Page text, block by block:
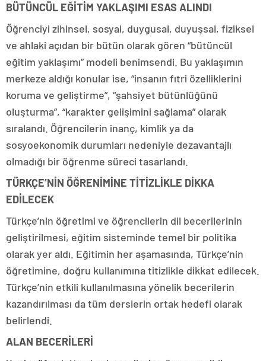
BÜTÜNCÜL EĞİTİM YAKLAŞIMI ESAS ALINDI
Öğrenciyi zihinsel, sosyal, duygusal, duyuşsal, fiziksel
ve ahlaki açıdan bir bütün olarak gören “bütüncül
eğitim yaklaşımı” modeli benimsendi. Bu yaklaşımın
merkeze aldığı konular ise, “insanın fıtri özelliklerini
koruma ve geliştirme”, “şahsiyet bütünlüğünü
oluşturma”, “karakter gelişimini sağlama” olarak
sıralandı. Öğrencilerin inanç, kimlik ya da
sosyoekonomik durumları nedeniyle dezavantajlı
olmadığı bir öğrenme süreci tasarlandı.
TÜRKÇE’NİN ÖĞRENİMİNE TİTİZLİKLE DİKKA
EDİLECEK
Türkçe’nin öğretimi ve öğrencilerin dil becerilerinin
geliştirilmesi, eğitim sisteminde temel bir politika
olarak yer aldı. Eğitimin her aşamasında, Türkçe’nin
öğretimine, doğru kullanımına titizlikle dikkat edilecek.
Türkçe’nin etkili kullanılmasına yönelik becerilerin
kazandırılması da tüm derslerin ortak hedefi olarak
belirlendi.
ALAN BECERİLERİ